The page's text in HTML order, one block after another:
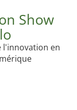
Show
l'innovation en